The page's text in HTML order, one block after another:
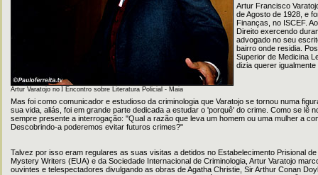
Artur Varatojo no I Encontro sobre Literatura Policial - Maia
Artur Francisco
de Agosto de 1928, e
Finanças, no ISCEF.
Direito exercendo
advogado no seu
bairro onde residia.
Superior de Medicina
dizia querer
Mas foi como comunicador e estudioso da criminologia que Varatojo se tornou numa
sua vida, aliás, foi em grande parte dedicada a estudar o 'porquê' do crime. Como se lê
sempre presente a interrogação: "Qual a razão que leva um homem ou uma mulher a
Descobrindo-a poderemos evitar futuros crimes?"
Talvez por isso eram regulares as suas visitas a detidos no Estabelecimento Prisional
Mystery Writers (EUA) e da Sociedade Internacional de Criminologia, Artur Varatojo
ouvintes e telespectadores divulgando as obras de Agatha Christie, Sir Arthur Conan